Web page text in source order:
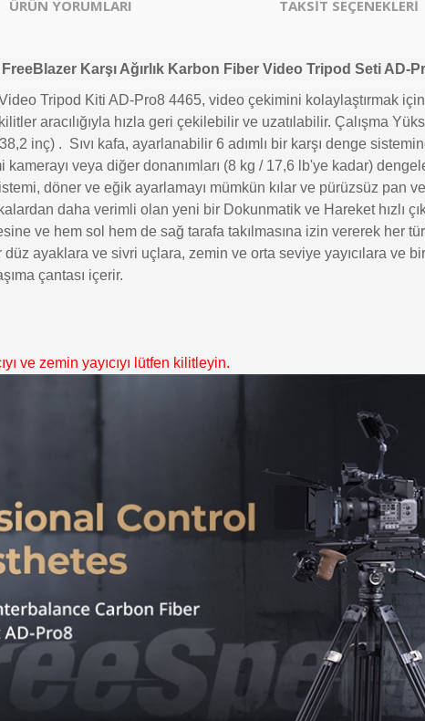
ÜRÜN YORUMLARI TAKSİT SEÇENEKLERİ
Karşı Ağırlık Karbon Fiber Video Tripod Seti AD-
Tripod Kiti AD-Pro8 4465, video çekimini kolaylaştırmak
aracılığıyla hızla geri çekilebilir ve uzatılabilir. Çalışma
inç) . Sıvı kafa, ayarlanabilir 6 adımlı bir karşı denge
kamerayı veya diğer donanımları (8 kg / 17,6 lb'ye kadar)
döner ve eğik ayarlamayı mümkün kılar ve pürüzsüz pan
daha verimli olan yeni bir Dokunmatik ve Hareket hızlı
ve hem sol hem de sağ tarafa takılmasına izin vererek her
ayaklara ve sivri uçlara, zemin ve orta seviye yayıcılara ve
çantası içerir.
ve zemin yayıcıyı lütfen kilitleyin.